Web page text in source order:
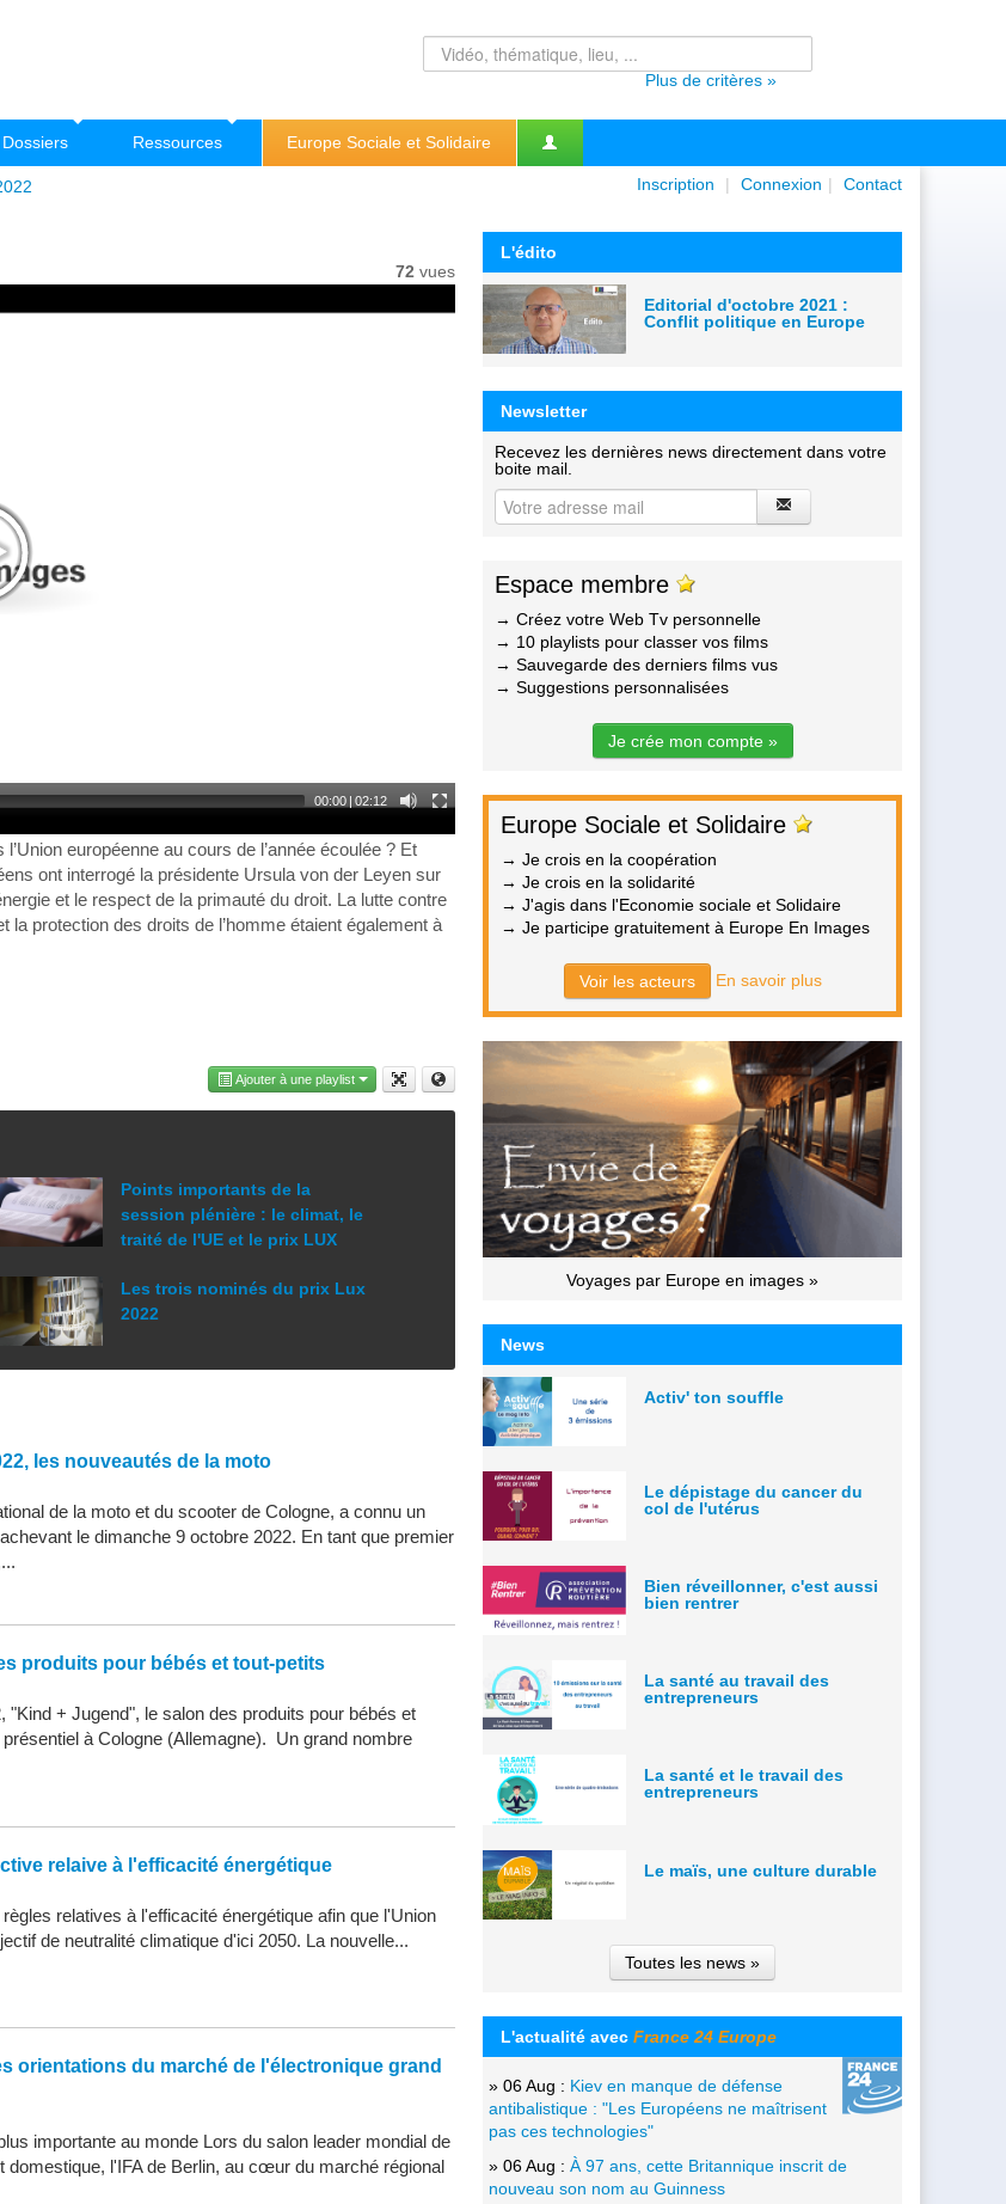
Plus de critères »
Dossiers Ressources Europe Sociale et Solidaire
Inscription | Connexion | Contact
72 vues
00:00 | 02:12
européenne au cours de l’année écoulée ? Et
ont interrogé la présidente Ursula von der Leyen sur
et le respect de la primauté du droit. La lutte contre
protection des droits de l’homme étaient également à
Ajouter à une playlist
Points importants de la
session plénière : le climat, le
traité de l'UE et le prix LUX
Les trois nominés du prix Lux
2022
les nouveautés de la moto
de la moto et du scooter de Cologne, a connu un
le dimanche 9 octobre 2022. En tant que premier
produits pour bébés et tout-petits
"Kind + Jugend", le salon des produits pour bébés et
à Cologne (Allemagne). Un grand nombre
relaive à l'efficacité énergétique
relatives à l'efficacité énergétique afin que l'Union
de neutralité climatique d'ici 2050. La nouvelle...
orientations du marché de l'électronique grand
importante au monde Lors du salon leader mondial de
domestique, l'IFA de Berlin, au cœur du marché régional
L'édito
Editorial d'octobre 2021 :
Conflit politique en Europe
Newsletter
Recevez les dernières news directement dans votre
boite mail.
Espace membre
→ Créez votre Web Tv personnelle
→ 10 playlists pour classer vos films
→ Sauvegarde des derniers films vus
→ Suggestions personnalisées
Je crée mon compte »
Europe Sociale et Solidaire
→ Je crois en la coopération
→ Je crois en la solidarité
→ J'agis dans l'Economie sociale et Solidaire
→ Je participe gratuitement à Europe En Images
Voir les acteurs En savoir plus
Voyages par Europe en images »
News
Activ' ton souffle
Le dépistage du cancer du
col de l'utérus
Bien réveillonner, c'est aussi
bien rentrer
La santé au travail des
entrepreneurs
La santé et le travail des
entrepreneurs
Le maïs, une culture durable
Toutes les news »
L'actualité avec France 24 Europe
» 06 Aug : Kiev en manque de défense
antibalistique : "Les Européens ne maîtrisent
pas ces technologies"
» 06 Aug : À 97 ans, cette Britannique inscrit de
nouveau son nom au Guinness